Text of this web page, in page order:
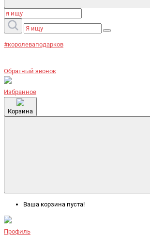
#королеваподарков
Обратный звонок
Избранное
Корзина
Ваша корзина пуста!
Профиль